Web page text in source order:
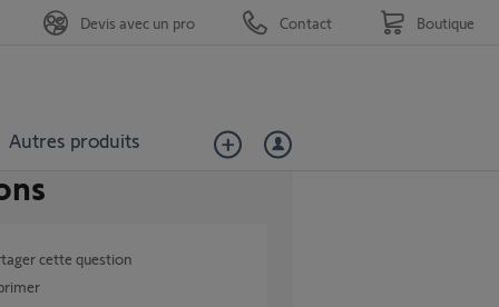
Autres produits
Devis avec un pro Contact Boutique
cette question